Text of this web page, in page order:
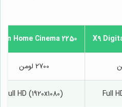
Home Cinema 2250
2700 لومن
Full
Full HD (1920x1080)